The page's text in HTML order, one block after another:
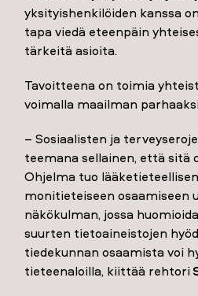
yksityishenkilöiden kanssa
tapa viedä eteenpäin
tärkeitä asioita.
Tavoitteena on toimia
voimalla maailman
– Sosiaalisten ja
teemana sellainen, että sitä
Ohjelma tuo
monitieteiseen osaamiseen
näkökulman, jossa
suurten tietoaineistojen
tiedekunnan osaamista voi
tieteenaloilla, kiittää rehtori